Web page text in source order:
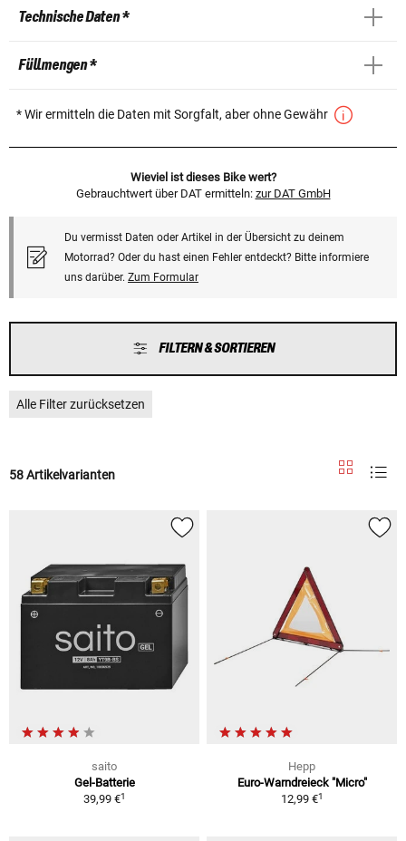
Technische Daten *
Füllmengen *
* Wir ermitteln die Daten mit Sorgfalt, aber ohne Gewähr
Wieviel ist dieses Bike wert?
Gebrauchtwert über DAT ermitteln: zur DAT GmbH
Du vermisst Daten oder Artikel in der Übersicht zu deinem
Motorrad? Oder du hast einen Fehler entdeckt? Bitte informiere
uns darüber. Zum Formular
FILTERN & SORTIEREN
Alle Filter zurücksetzen
58 Artikelvarianten
saito
Gel-Batterie
39,99 €1
Hepp
Euro-Warndreieck "Micro"
12,99 €1